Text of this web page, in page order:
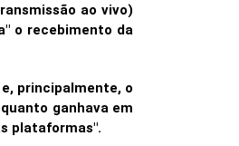
ao vivo)
o recebimento da
principalmente, o
ganhava em
plataformas".